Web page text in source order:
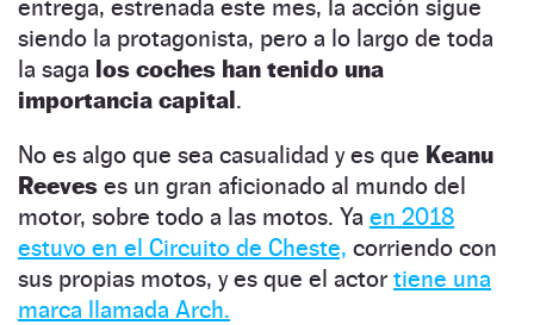
entrega, estrenada este mes, la acción sigue
siendo la protagonista, pero a lo largo de toda
la saga los coches han tenido una
importancia capital.
No es algo que sea casualidad y es que Keanu
Reeves es un gran aficionado al mundo del
motor, sobre todo a las motos. Ya en 2018
estuvo en el Circuito de Cheste, corriendo con
sus propias motos, y es que el actor tiene una
marca llamada Arch.